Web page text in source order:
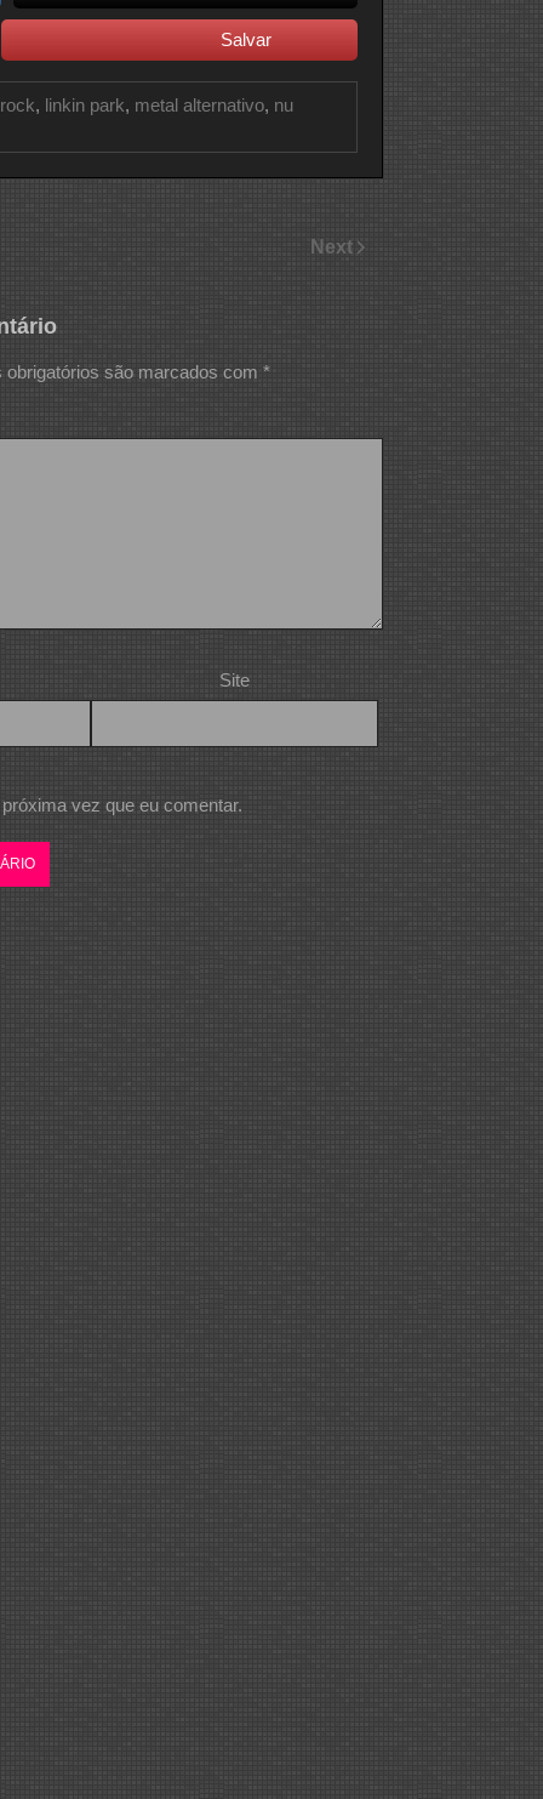
Salvar
, linkin park, metal alternativo, nu
Next
obrigatórios são marcados com *
Site
vez que eu comentar.